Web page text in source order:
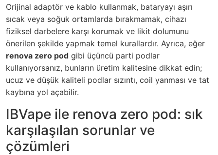
Orijinal adaptör ve kablo kullanmak, bataryayı aşırı
sıcak veya soğuk ortamlarda bırakmamak, cihazı
fiziksel darbelere karşı korumak ve likit dolumunu
önerilen şekilde yapmak temel kurallardır. Ayrıca, eğer
renova zero pod gibi üçüncü parti podlar
kullanıyorsanız, bunların üretim kalitesine dikkat edin;
ucuz ve düşük kaliteli podlar sızıntı, coil yanması ve tat
kaybına yol açabilir.
IBVape ile renova zero pod: sık
karşılaşılan sorunlar ve
çözümleri